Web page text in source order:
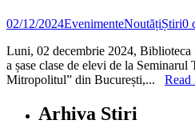
02/12/2024EvenimenteNoutățiȘtiri0
Luni, 02 decembrie 2024,
a șase clase de elevi de la
Mitropolitul” din București,... Read
Arhiva Stiri